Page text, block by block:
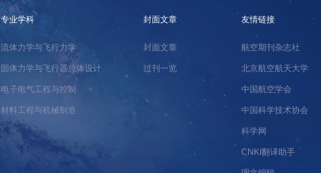
专业学科
流体力学与飞行力学
固体力学与飞行器总体设计
电子电气工程与控制
材料工程与机械制造
封面文章
封面文章
过刊一览
友情链接
航空期刊杂志社
北京航空航天大学
中国航空学会
中国科学技术协会
科学网
CNKI翻译助手